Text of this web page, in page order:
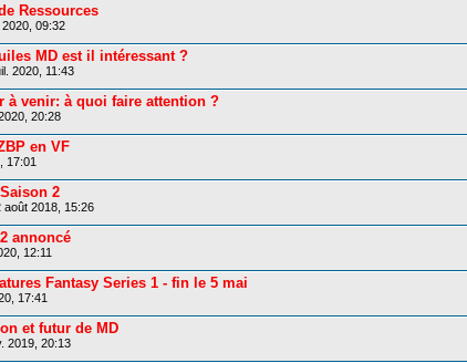
Ressources
09:32
MD est il intéressant ?
2020, 11:43
à venir: à quoi faire attention ?
20:28
en VF
17:01
2
août 2018, 15:26
annoncé
12:11
Fantasy Series 1 - fin le 5 mai
17:41
et futur de MD
2019, 20:13